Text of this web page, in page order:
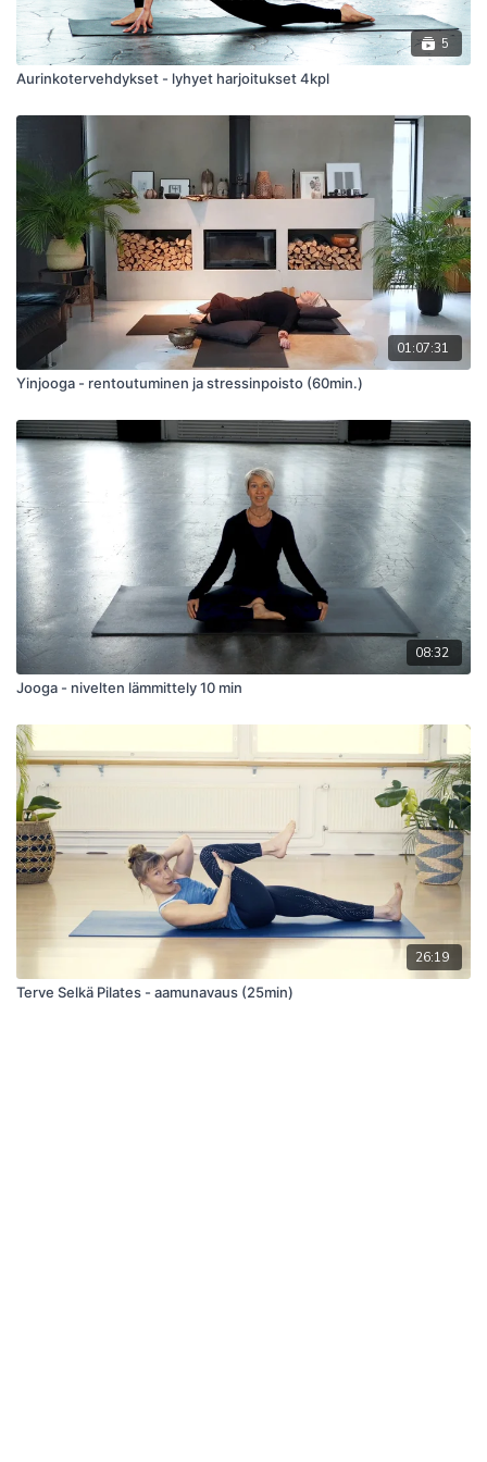
5
Aurinkotervehdykset - lyhyet harjoitukset 4kpl
01:07:31
Yinjooga - rentoutuminen ja stressinpoisto (60min.)
08:32
Jooga - nivelten lämmittely 10 min
26:19
Terve Selkä Pilates - aamunavaus (25min)